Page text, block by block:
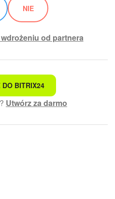
NIE
od partnera
tekst
więcej informacji
tego narzędzia
DO BITRIX24
Utwórz za darmo